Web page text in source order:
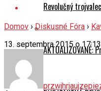
Revolučný
Domov › Diskusné Fóra ›
13. septembra 2015 o 17:13